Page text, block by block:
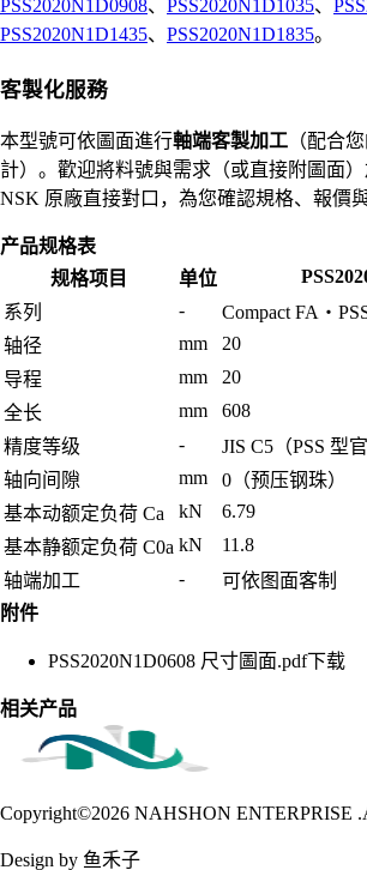
PSS2020N1D0908、 PSS2020N1D1035、
PSS2020N1D1435、 PSS2020N1D1835。
客製化服務
本型號可依圖面進行軸端客製加工 （配合
計）。歡迎將料號與需求（或直接附圖面
NSK 原廠直接對口，為您確認規格、報價與
产品规格表
规格项目
单位
系列
-
Compact FA・
轴径
mm
20
导程
mm
20
全长
mm
608
精度等级
-
JIS C5（PSS 型
轴向间隙
mm
0（预压钢珠）
基本动额定负荷 Ca
kN
6.79
基本静额定负荷 C0a kN
11.8
轴端加工
-
可依图面客制
附件
PSS2020N1D0608 尺寸圖面.pdf下载
相关产品
Copyright©2026 NAHSHON ENTERPRISE
Design by 鱼禾子